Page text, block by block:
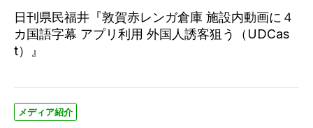
日刊県民福井『敦賀赤レンガ倉庫 施設内動画に４
カ国語字幕 アプリ利用 外国人誘客狙う（UDCas
t）』
メディア紹介